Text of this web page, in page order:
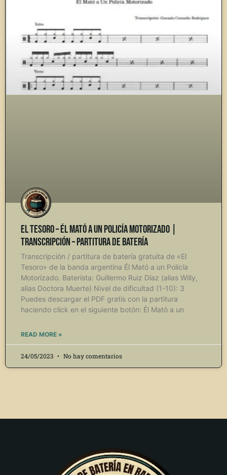
El Tesoro – Él Mató a un Policía Motorizado |
Transcripción – Partitura de Batería
Transcripción / partitura de batería gratuita de «El
Tesoro» de la banda argentina Él Mató a un Policía
Motorizado. Baterista: Guillermo Ruiz Díaz (alias Willy,
alias Doctora Muerte) Nivel de dificultad (1-10): 3
Puedes descargar el PDF gratis con la partitura
haciendo click en el siguiente botón: Él Mató a un
READ MORE »
24/05/2023 No hay comentarios